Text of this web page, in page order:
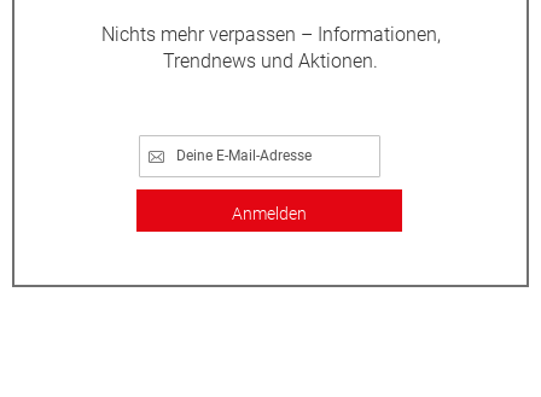
Nichts mehr verpassen – Informationen,
Trendnews und Aktionen.
Anmelden